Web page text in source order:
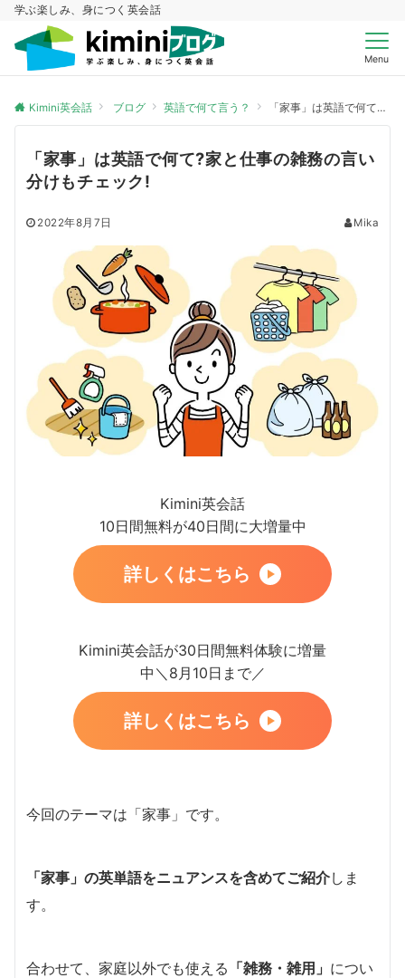
学ぶ楽しみ、身につく英会話
Menu
Kimini英会話 ブログ 英語で何て言う？ 「家事」は英語で何て?家と仕事の雑務の言い分けもチェック!
「家事」は英語で何て?家と仕事の雑務の言い
分けもチェック!
2022年8月7日 Mika
Kimini英会話
10日間無料が40日間に大増量中
詳しくはこちら
Kimini英会話が30日間無料体験に増量
中＼8月10日まで／
詳しくはこちら
今回のテーマは「家事」です。
「家事」の英単語をニュアンスを含めてご紹介しま
す。
合わせて、家庭以外でも使える 「雑務・雑用」 につい